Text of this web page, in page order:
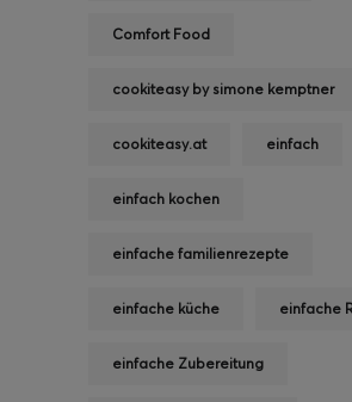
Comfort Food
cookiteasy by simone kemptner
cookiteasy.at einfach
einfach kochen
einfache familienrezepte
einfache küche einfache
einfache Zubereitung